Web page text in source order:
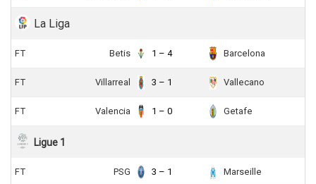
La Liga
FT Betis 1 – 4 Barcelona
FT Villarreal 3 – 1 Vallecano
FT Valencia 1 – 0 Getafe
Ligue 1
FT PSG 3 – 1 Marseille